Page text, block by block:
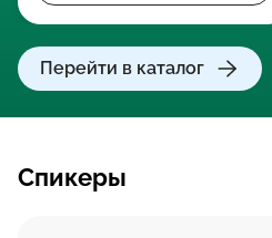
Перейти в каталог
Спикеры